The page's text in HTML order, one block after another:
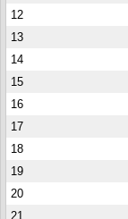
12
13
14
15
16
17
18
19
20
21